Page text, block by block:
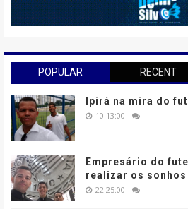
POPULAR RECENT
Ipirá na mira do
10:13:00
Empresário do
realizar os
22:25:00